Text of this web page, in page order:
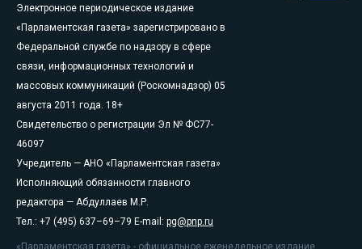
Электронное периодическое издание
«Парламентская газета» зарегистрировано в
Федеральной службе по надзору в сфере
связи, информационных технологий и
массовых коммуникаций (Роскомнадзор) 05
августа 2011 года. 18+
Свидетельство о регистрации Эл № ФС77-
46097
Учредитель — АНО «Парламентская газета»
Исполняющий обязанности главного
редактора — Абдуллаев М.Р.
Тел.: +7 (495) 637–69–79 E-mail: pg@pnp.ru
«Парламентская газета» - официальное еженедельное издание